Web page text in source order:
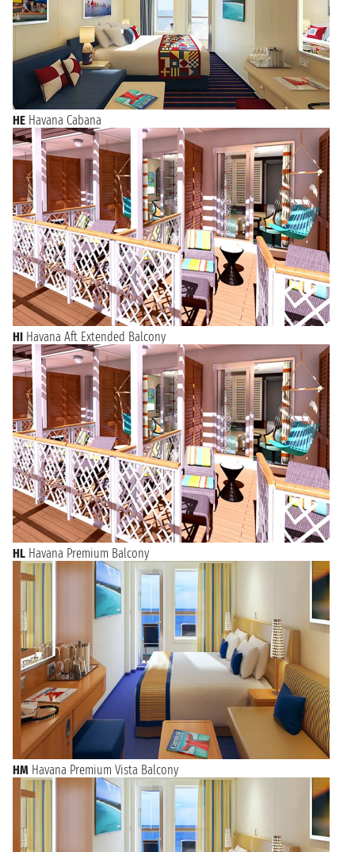
HE Havana Cabana
HI Havana Aft Extended Balcony
HL Havana Premium Balcony
HM Havana Premium Vista Balcony